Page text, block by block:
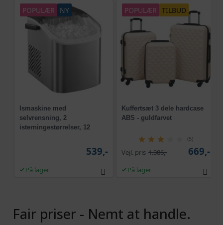
POPULÆR NY
Ismaskine med
selvrensning, 2
isterningestørrelser, 12
539,-
På lager
POPULÆR TILBUD
Kuffertsæt 3 dele hardcase
ABS - guldfarvet
(5)
Vejl. pris 1.386,- 669,-
På lager
Fair priser - Nemt at handle.